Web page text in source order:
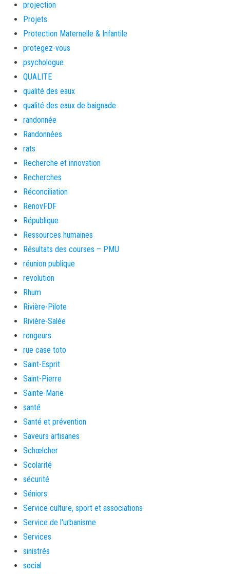
projection
Projets
Protection Maternelle & Infantile
protegez-vous
psychologue
QUALITE
qualité des eaux
qualité des eaux de baignade
randonnée
Randonnées
rats
Recherche et innovation
Recherches
Réconciliation
RenovFDF
République
Ressources humaines
Résultats des courses – PMU
réunion publique
revolution
Rhum
Rivière-Pilote
Rivière-Salée
rongeurs
rue case toto
Saint-Esprit
Saint-Pierre
Sainte-Marie
santé
Santé et prévention
Saveurs artisanes
Schœlcher
Scolarité
sécurité
Séniors
Service culture, sport et associations
Service de l'urbanisme
Services
sinistrés
social